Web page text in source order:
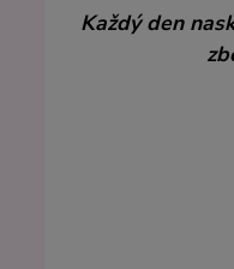
Každý den